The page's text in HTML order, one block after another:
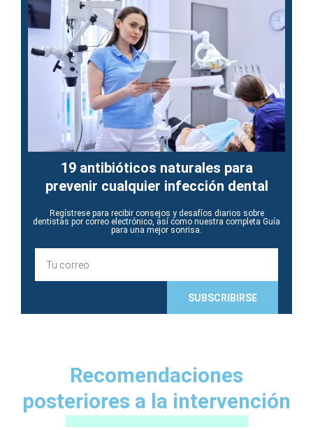
19 antibióticos naturales para
prevenir cualquier infección dental
Regístrese para recibir consejos y desafíos diarios sobre
dentistas por correo electrónico, así como nuestra completa Guía
para una mejor sonrisa.
a
SUBSCRIBIRSE
Recomendaciones
posteriores a la intervención